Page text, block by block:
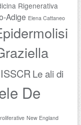
Rigenerativa
Adige Elena Cattaneo
ISSCRLe ali di
De
New England